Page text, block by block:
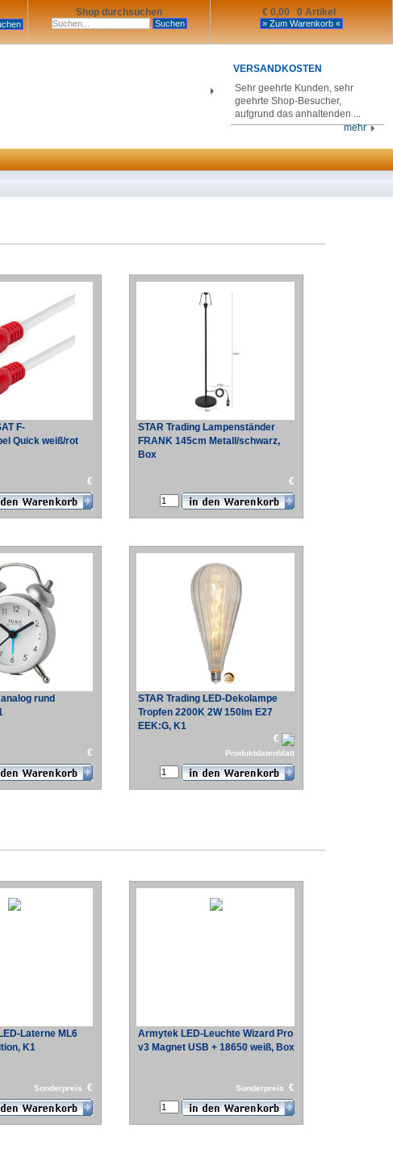
€ 0,00 0 Artikel
Shop durchsuchen
F-
Quick weiß/rot
€
STAR Trading Lampenständer
FRANK 145cm Metall/schwarz,
Box
€
rund
€
STAR Trading LED-Dekolampe
Tropfen 2200K 2W 150lm E27
EEK:G, K1
€
Produktdatenblatt
Laterne ML6
K1
Sonderpreis €
Armytek LED-Leuchte Wizard Pro
v3 Magnet USB + 18650 weiß, Box
Sonderpreis €
VERSANDKOSTEN
Sehr geehrte Kunden, sehr
geehrte Shop-Besucher,
aufgrund das anhaltenden ...
mehr